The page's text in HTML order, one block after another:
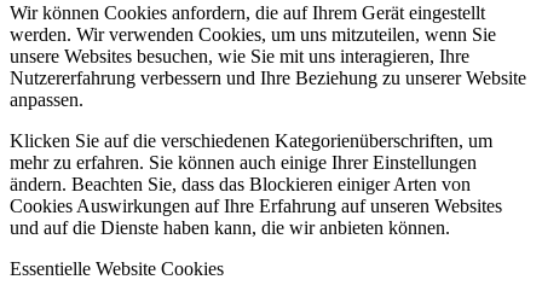
Wir können Cookies anfordern, die auf Ihrem Gerät eingestellt
werden. Wir verwenden Cookies, um uns mitzuteilen, wenn Sie
unsere Websites besuchen, wie Sie mit uns interagieren, Ihre
Nutzererfahrung verbessern und Ihre Beziehung zu unserer Website
anpassen.
Klicken Sie auf die verschiedenen Kategorienüberschriften, um
mehr zu erfahren. Sie können auch einige Ihrer Einstellungen
ändern. Beachten Sie, dass das Blockieren einiger Arten von
Cookies Auswirkungen auf Ihre Erfahrung auf unseren Websites
und auf die Dienste haben kann, die wir anbieten können.
Essentielle Website Cookies